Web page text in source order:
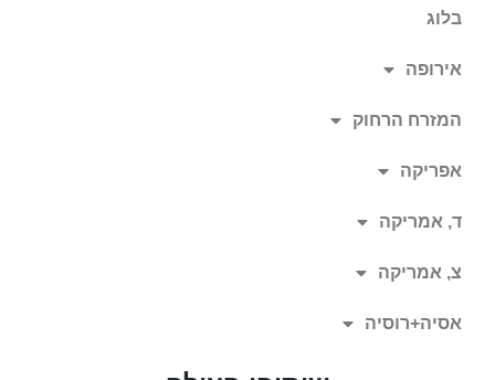
בלוג
אירופה
המזרח הרחוק
אפריקה
ד, אמריקה
צ, אמריקה
אסיה+רוסיה